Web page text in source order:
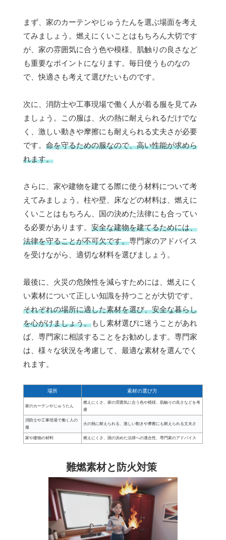
まず、家のカーテンやじゅうたんを選ぶ場面を考え
てみましょう。燃えにくいことはもちろん大切です
が、家の雰囲気に合う色や模様、肌触りの良さなど
も重要なポイントになります。毎日使うものなの
で、快適さも考えて選びたいものです。
次に、消防士や工事現場で働く人が着る服を見てみ
ましょう。この服は、火の熱に耐えられるだけでな
く、激しい動きや摩擦にも耐えられる丈夫さが必要
です。 命を守るための服なので、高い性能が求めら
れます。
さらに、家や建物を建てる際に使う材料について考
えてみましょう。柱や壁、床などの材料は、燃えに
くいことはもちろん、国の決めた法律にも合ってい
る必要があります。 安全な建物を建てるためには、
法律を守ることが不可欠です。専門家のアドバイス
を受けながら、適切な材料を選びましょう。
最後に、火災の危険性を減らすためには、燃えにく
い素材について正しい知識を持つことが大切です。
それぞれの場所に適した素材を選び、安全な暮らし
を心がけましょう。もし素材選びに迷うことがあれ
ば、専門家に相談することをお勧めします。専門家
は、様々な状況を考慮して、最適な素材を選んでく
れます。
場所 素材の選び方
家のカーテンやじゅうたん
燃えにくさ、家の雰囲気に合う色や模様、肌触りの良さなどを考
慮
消防士や工事現場で働く人の
服
火の熱に耐えられる、激しい動きや摩擦にも耐えられる丈夫さ
家や建物の材料 燃えにくさ、国の決めた法律への適合性、専門家のアドバイス
難燃素材と防火対策